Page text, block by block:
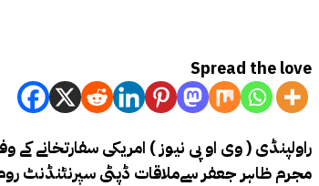
Spread the love
راولپنڈی ( وی او پی نیوز ) امریکی سفارتخانے کے
مجرم ظاہر جعفر سےملاقات ڈپٹی سپرنٹنڈنٹ روم